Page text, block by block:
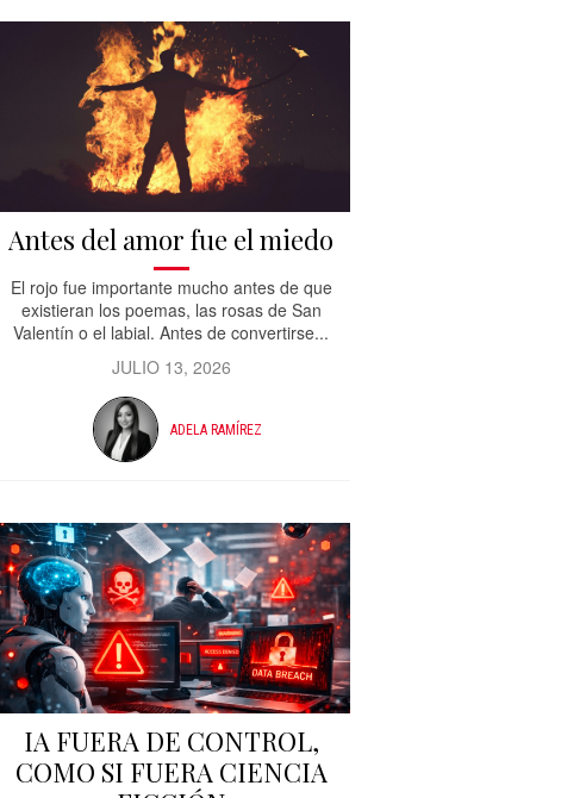
Antes del amor fue el miedo
El rojo fue importante mucho antes de que
existieran los poemas, las rosas de San
Valentín o el labial. Antes de convertirse...
JULIO 13, 2026
ADELA RAMÍREZ
IA FUERA DE CONTROL,
COMO SI FUERA CIENCIA